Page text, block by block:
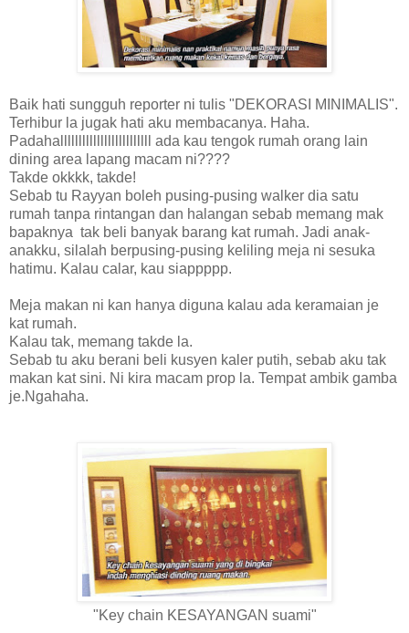
Baik hati sungguh reporter ni tulis "DEKORASI MINIMALIS".
Terhibur la jugak hati aku membacanya. Haha.
Padahalllllllllllllllllllllllll ada kau tengok rumah orang lain
dining area lapang macam ni????
Takde okkkk, takde!
Sebab tu Rayyan boleh pusing-pusing walker dia satu
rumah tanpa rintangan dan halangan sebab memang mak
bapaknya tak beli banyak barang kat rumah. Jadi anak-
anakku, silalah berpusing-pusing keliling meja ni sesuka
hatimu. Kalau calar, kau siappppp.
Meja makan ni kan hanya diguna kalau ada keramaian je
kat rumah.
Kalau tak, memang takde la.
Sebab tu aku berani beli kusyen kaler putih, sebab aku tak
makan kat sini. Ni kira macam prop la. Tempat ambik gamba
je.Ngahaha.
"Key chain KESAYANGAN suami"